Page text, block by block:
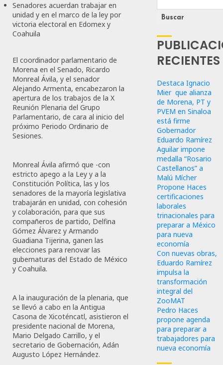
Senadores acuerdan trabajar en
unidad y en el marco de la ley por
victoria electoral en Edomex y
Coahuila
El coordinador parlamentario de
Morena en el Senado, Ricardo
Monreal Ávila, y el senador
Alejando Armenta, encabezaron la
apertura de los trabajos de la X
Reunión Plenaria del Grupo
Parlamentario, de cara al inicio del
próximo Periodo Ordinario de
Sesiones.
Monreal Ávila afirmó que -con
estricto apego a la Ley y a la
Constitución Política, las y los
senadores de la mayoría legislativa
trabajarán en unidad, con cohesión
y colaboración, para que sus
compañeros de partido, Delfina
Gómez Álvarez y Armando
Guadiana Tijerina, ganen las
elecciones para renovar las
gubernaturas del Estado de México
y Coahuila.
A la inauguración de la plenaria, que
se llevó a cabo en la Antigua
Casona de Xicoténcatl, asistieron el
presidente nacional de Morena,
Mario Delgado Carrillo, y el
secretario de Gobernación, Adán
Augusto López Hernández.
Buscar
RECIENTES
Destaca Ignacio
Mier que alianza
de Morena, PT y
PVEM en Sinaloa
está firme
Gobernador
Eduardo Ramírez
Aguilar impone
medalla “Rosario
Castellanos” a
Malú Mícher
Propone Haces
certificaciones
laborales
trinacionales para
preparar a México
para nueva
economía
Con nuevas obras,
Eduardo Ramírez
impulsa la
transformación
integral del
ZooMAT
Pedro Haces
propone agenda
para preparar a
trabajadores para
nueva economía